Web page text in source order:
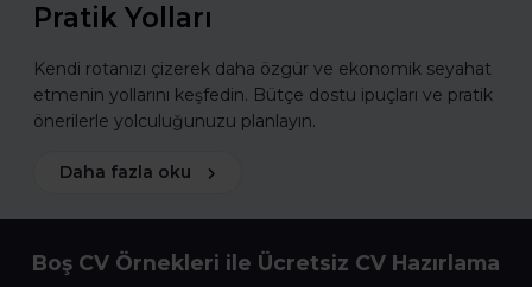
Pratik Yolları
Kendi rotanızı çizerek daha özgür ve ekonomik seyahat
etmenin yollarını keşfedin. Bütçe dostu ipuçları ve pratik
önerilerle yolculuğunuzu planlayın.
Daha fazla oku
Boş CV Örnekleri ile Ücretsiz CV Hazırlama